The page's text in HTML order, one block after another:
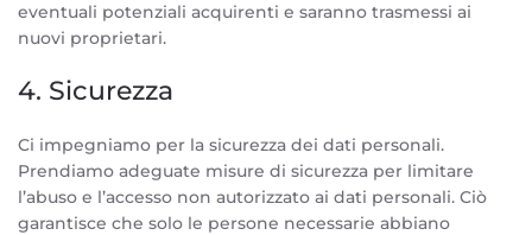
eventuali potenziali acquirenti e saranno trasmessi ai
nuovi proprietari.
4. Sicurezza
Ci impegniamo per la sicurezza dei dati personali.
Prendiamo adeguate misure di sicurezza per limitare
l’abuso e l’accesso non autorizzato ai dati personali. Ciò
garantisce che solo le persone necessarie abbiano